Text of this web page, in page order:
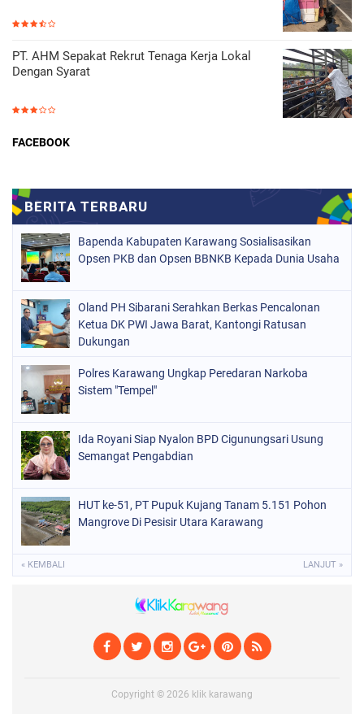
PT. AHM Sepakat Rekrut Tenaga Kerja Lokal
Dengan Syarat
FACEBOOK
Bapenda Kabupaten Karawang Sosialisasikan
Opsen PKB dan Opsen BBNKB Kepada Dunia Usaha
Oland PH Sibarani Serahkan Berkas Pencalonan
Ketua DK PWI Jawa Barat, Kantongi Ratusan
Dukungan
Polres Karawang Ungkap Peredaran Narkoba
Sistem "Tempel"
Ida Royani Siap Nyalon BPD Cigunungsari Usung
Semangat Pengabdian
HUT ke-51, PT Pupuk Kujang Tanam 5.151 Pohon
Mangrove Di Pesisir Utara Karawang
« KEMBALI LANJUT »
Copyright © 2026 klik karawang